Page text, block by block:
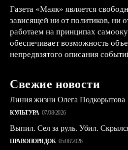
Газета «Маяк» является
зависящей ни от политиков, ни
работаем на принципах
обеспечивает возможность
непредвзятого описания
Свежие новости
Линия жизни Олега Подкорытова
КУЛЬТУРА 07/08/2026
Выпил. Сел за руль. Убил.
ПРАВОПОРЯДОК 05/08/2026